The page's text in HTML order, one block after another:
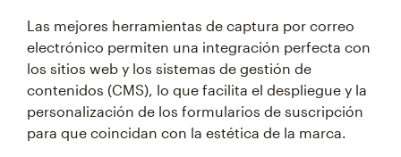
Las mejores herramientas de captura por correo
electrónico permiten una integración perfecta con
los sitios web y los sistemas de gestión de
contenidos (CMS), lo que facilita el despliegue y la
personalización de los formularios de suscripción
para que coincidan con la estética de la marca.